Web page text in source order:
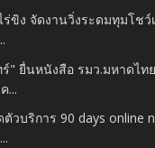
ร่ขิง จัดงานวิ่งระดมทุมโช
" ยื่นหนังสือ รมว.มหาดไท
...
ตัวบริการ 90 days online